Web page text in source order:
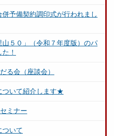
予備契約調印式が行われまし
山５０」（令和７年度版）のパ
！
る会（座談会）
ついて紹介します★
ミナー
ついて